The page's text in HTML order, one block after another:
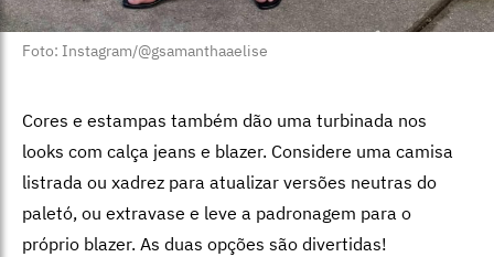
Foto: Instagram/@gsamanthaaelise
Cores e estampas também dão uma turbinada nos
looks com calça jeans e blazer. Considere uma camisa
listrada ou xadrez para atualizar versões neutras do
paletó, ou extravase e leve a padronagem para o
próprio blazer. As duas opções são divertidas!